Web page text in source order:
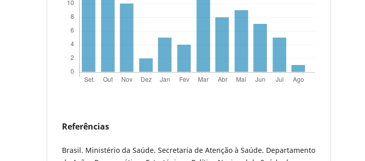
Referências
Brasil. Ministério da Saúde. Secretaria de Atenção à Saúde. Departamento